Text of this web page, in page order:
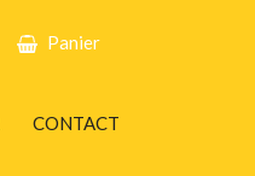
Panier
CONTACT